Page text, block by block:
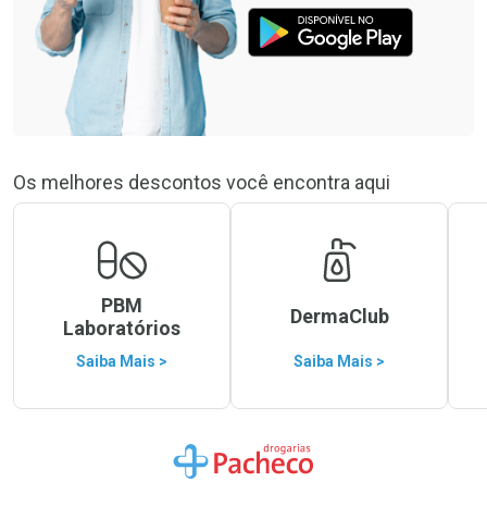
Os melhores descontos você encontra aqui
PBM
Laboratórios
Saiba Mais >
DermaClub
Saiba Mais >
Ir para a Home